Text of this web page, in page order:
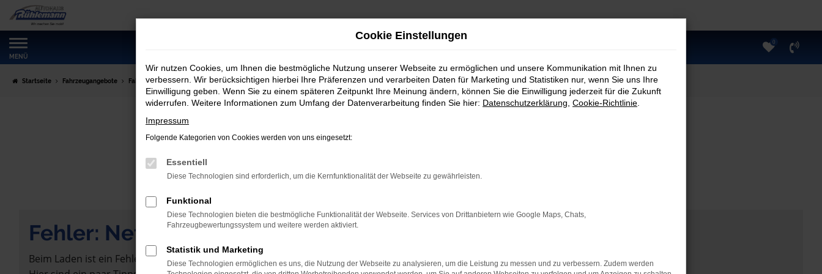
Zum
Hauptinhalt
springen
MENÜ
0
Startseite Fahrzeugangebote Fahrzeugmarkt
Fahrzeugmarkt
Fehler: Network Error
Beim Laden ist ein Fehler aufgetreten.
Cookie Einstellungen
Wir nutzen Cookies, um Ihnen die bestmögliche Nutzung unserer Webseite zu ermöglichen und unsere Kommunikation mit Ihnen zu
verbessern. Wir berücksichtigen hierbei Ihre Präferenzen und verarbeiten Daten für Marketing und Statistiken nur, wenn Sie uns Ihre
Einwilligung geben. Wenn Sie zu einem späteren Zeitpunkt Ihre Meinung ändern, können Sie die Einwilligung jederzeit für die Zukunft
widerrufen. Weitere Informationen zum Umfang der Datenverarbeitung finden Sie hier: Datenschutzerklärung Cookie-Richtlinie
Impressum
Folgende Kategorien von Cookies werden von uns eingesetzt:
Essentiell
Diese Technologien sind erforderlich, um die Kernfunktionalität der Webseite zu gewährleisten.
Funktional
Diese Technologien bieten die bestmögliche Funktionalität der Webseite. Services von Drittanbietern wie Google Maps, Chats,
Fahrzeugbewertungssystem und weitere werden aktiviert.
Statistik und Marketing
Diese Technologien ermöglichen es uns, die Nutzung der Webseite zu analysieren, um die Leistung zu messen und zu verbessern. Zudem werden